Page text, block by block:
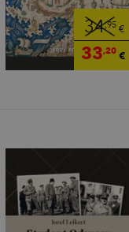
34,95€
33,20€